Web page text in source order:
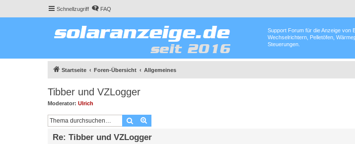
Schnellzugriff FAQ
Support Forum für die Anzeige von
Wechselrichtern, Pelletöfen,
Steuerungen.
Startseite Foren-Übersicht Allgemeines
Tibber und VZLogger
Moderator: Ulrich
Suche
Re: Tibber und VZLogger